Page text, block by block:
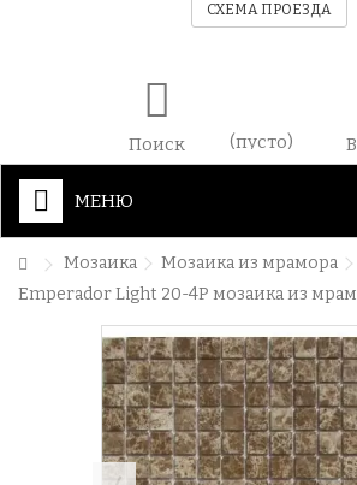
СХЕМА ПРОЕЗДА
Поиск (пусто)
МЕНЮ
Мозаика Мозаика из мрамора
Emperador Light 20-4P мозаика из